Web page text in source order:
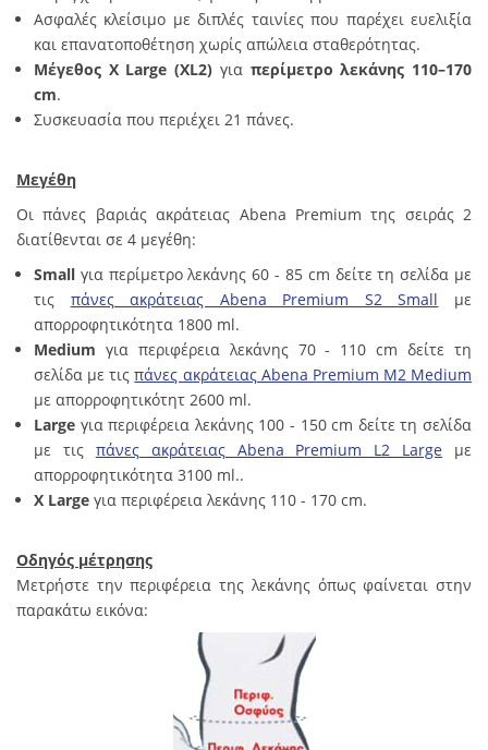
Ασφαλές κλείσιμο με διπλές ταινίες που παρέχει ευελιξία
και επανατοποθέτηση χωρίς απώλεια σταθερότητας.
Μέγεθος X Large (XL2) γιαπερίμετρο λεκάνης 110–170
cm.
Συσκευασία που περιέχει 21 πάνες.
Μεγέθη
Οι πάνες βαριάς ακράτειας Abena Premium της σειράς 2
διατίθενται σε 4 μεγέθη:
Small για περίμετρο λεκάνης 60 - 85 cm δείτε τη σελίδα με
τις πάνες ακράτειας Abena Premium S2 Small με
απορροφητικότητα 1800 ml.
Μedium για περιφέρεια λεκάνης 70 - 110 cm δείτε τη
σελίδα με τιςπάνες ακράτειας Abena Premium M2 Medium
με απορροφητικότητ 2600 ml.
Large για περιφέρεια λεκάνης 100 - 150 cm δείτε τη σελίδα
με τις πάνες ακράτειας Abena Premium L2 Large με
απορροφητικότητα 3100 ml..
X Large για περιφέρεια λεκάνης 110 - 170 cm.
Οδηγός μέτρησης
Μετρήστε την περιφέρεια της λεκάνης όπως φαίνεται στην
παρακάτω εικόνα: